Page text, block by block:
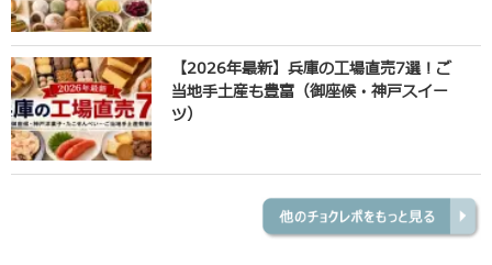
【2026年最新】兵庫の工場直売7選！ご
当地手土産も豊富（御座候・神戸スイー
ツ）